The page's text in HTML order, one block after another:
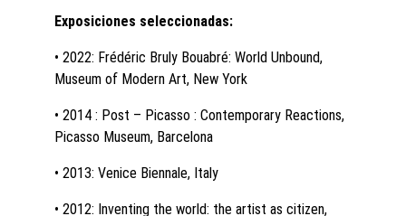
Exposiciones seleccionadas:
• 2022: Frédéric Bruly Bouabré: World Unbound,
Museum of Modern Art, New York
• 2014 : Post – Picasso : Contemporary Reactions,
Picasso Museum, Barcelona
• 2013: Venice Biennale, Italy
• 2012: Inventing the world: the artist as citizen,